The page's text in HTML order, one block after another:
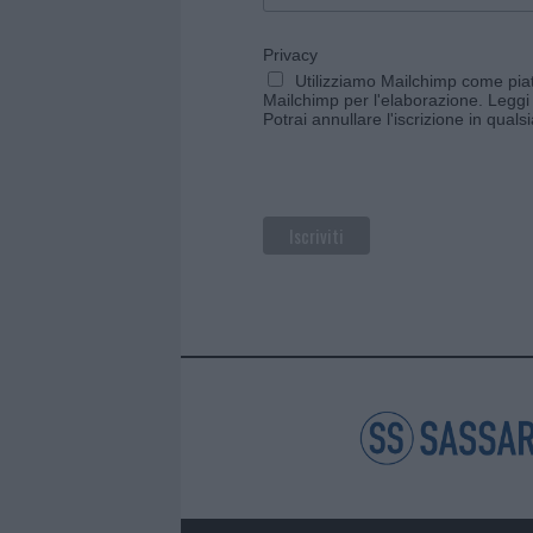
Privacy
Utilizziamo Mailchimp come
Mailchimp per l'elaborazione.
Potrai annullare l'iscrizione in